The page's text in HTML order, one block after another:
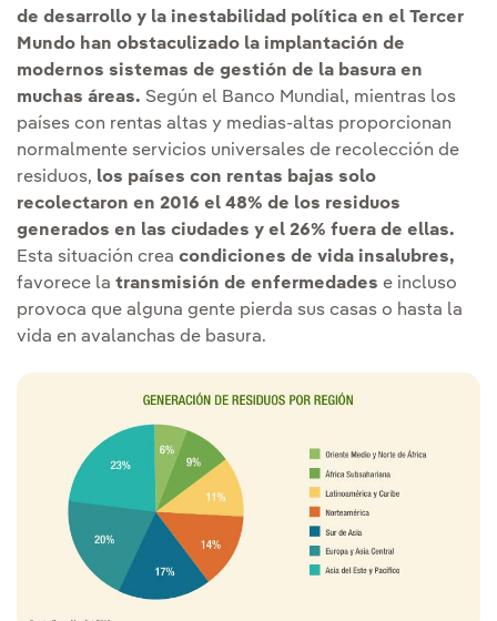
de desarrollo y la inestabilidad política en el Tercer
Mundo han obstaculizado la implantación de
modernos sistemas de gestión de la basura en
muchas áreas. Según el Banco Mundial, mientras los
países con rentas altas y medias-altas proporcionan
normalmente servicios universales de recolección de
residuos, los países con rentas bajas solo
recolectaron en 2016 el 48% de los residuos
generados en las ciudades y el 26% fuera de ellas.
Esta situación crea condiciones de vida insalubres,
favorece la transmisión de enfermedades e incluso
provoca que alguna gente pierda sus casas o hasta la
vida en avalanchas de basura.